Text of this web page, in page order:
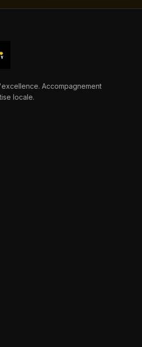
Accompagnement
locale.